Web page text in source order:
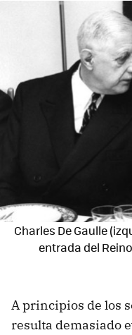
Charles De Gaulle
entrada del
A principios de los
resulta demasiado